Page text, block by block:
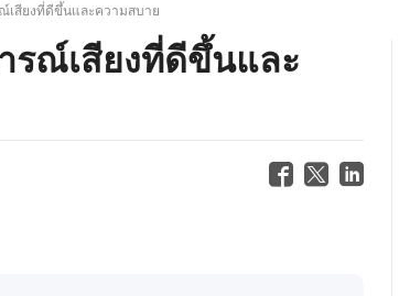
เสียงที่ดีขึ้นและความสบาย
รณ์เสียงที่ดีขึ้นและ